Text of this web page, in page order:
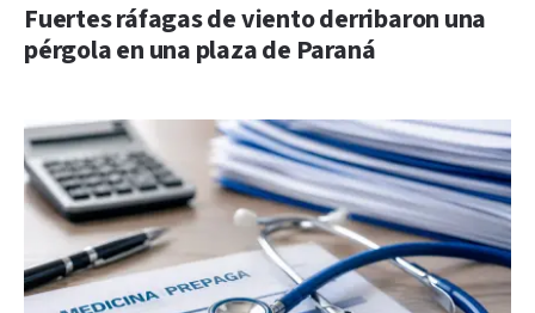
Fuertes ráfagas de viento derribaron una
pérgola en una plaza de Paraná